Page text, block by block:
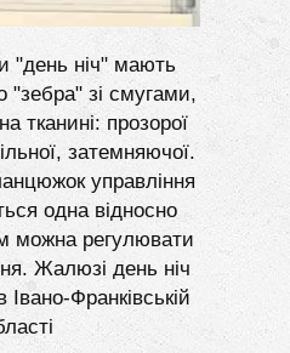
"день ніч" мають
"зебра" зі смугами,
тканині: прозорої
затемняючої.
управління
одна відносно
можна регулювати
Жалюзі день ніч
Франківській